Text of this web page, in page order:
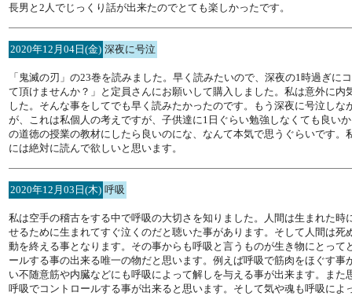
長男と2人でじっくり話が出来たのでとても楽しかったです。
2020年12月04日(金) 深夜に号泣
「鬼滅の刃」の23巻を読みました。早く読みたいので、深夜の1時過ぎ
て頂けませんか？」と定員さんにお願いして購入しました。私は意外に
した。そんな事をしてでも早く読みたかったのです。もう深夜に号泣し
が、これは私個人の考えですが、子供達に1日ぐらい勉強しなくても良い
の道徳の授業の教材にしたら良いのにな、なんて本気で思うぐらいです
には絶対に読んで欲しいと思います。
2020年12月03日(木) 呼吸
私は空手の稽古をする中で呼吸の大切さを知りました。人間は生まれた
せるために生まれてすぐ泣くのだと聴いた事があります。そして人間は
動を終える事となります。その事からも呼吸と言うものが生き物にとっ
ールする事の出来る唯一の物だと思います。例えば呼吸で筋肉をほぐす
い不随意筋や内臓などにも呼吸によって解しを与える事が出来ます。ま
呼吸でコントロールする事が出来ると思います。そして気や魂も呼吸に